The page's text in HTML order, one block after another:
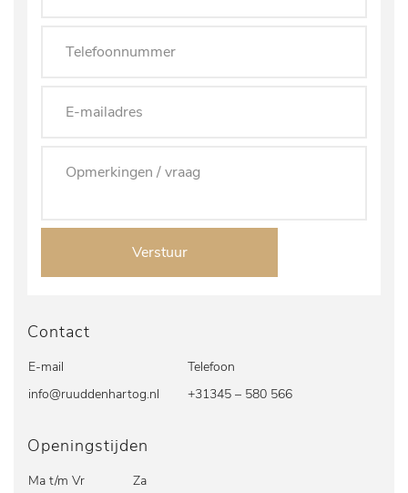
Verstuur
Contact
E-mail
info@ruuddenhartog.nl
Telefoon
+31345 – 580 566
Openingstijden
Ma t/m Vr
Za